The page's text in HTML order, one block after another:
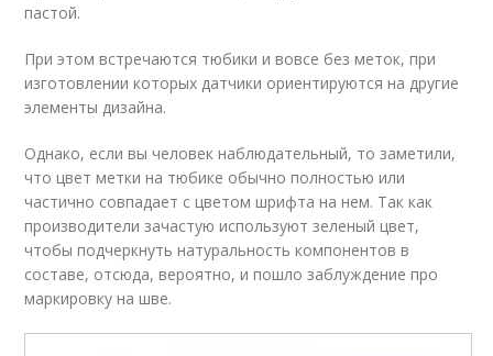
пастой.
При этом встречаются тюбики и вовсе без меток, при
изготовлении которых датчики ориентируются на другие
элементы дизайна.
Однако, если вы человек наблюдательный, то заметили,
что цвет метки на тюбике обычно полностью или
частично совпадает с цветом шрифта на нем. Так как
производители зачастую используют зеленый цвет,
чтобы подчеркнуть натуральность компонентов в
составе, отсюда, вероятно, и пошло заблуждение про
маркировку на шве.